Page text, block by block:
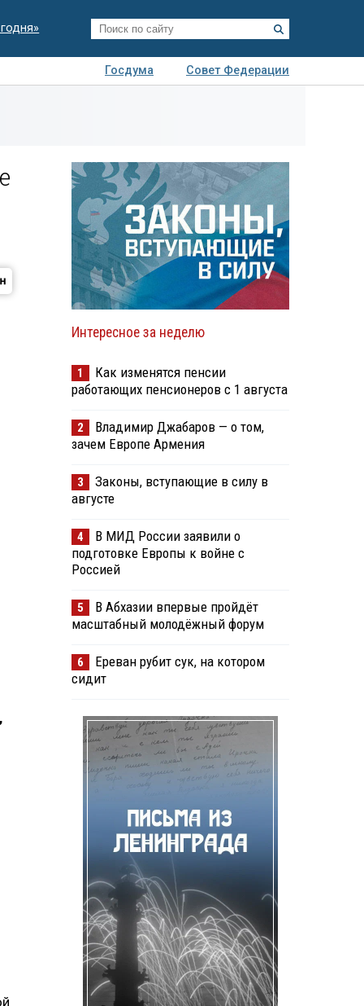
Госдума
Совет Федерации
Интересное за неделю
1
Как изменятся пенсии
работающих пенсионеров с 1 августа
2
Владимир Джабаров — о том,
зачем Европе Армения
3
Законы, вступающие в силу в
августе
4
В МИД России заявили о
подготовке Европы к войне с
Россией
5
В Абхазии впервые пройдёт
масштабный молодёжный форум
6
Ереван рубит сук, на котором
сидит